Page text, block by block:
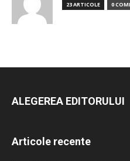
23 ARTICOLE 0
ALEGEREA EDITORULUI
Articole recente